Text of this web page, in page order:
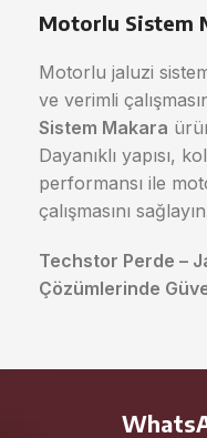
Motorlu Sistem
Motorlu jaluzi
ve verimli
Sistem Makara
Dayanıklı yapısı,
performansı ile
çalışmasını
Techstor Perde –
Çözümlerinde